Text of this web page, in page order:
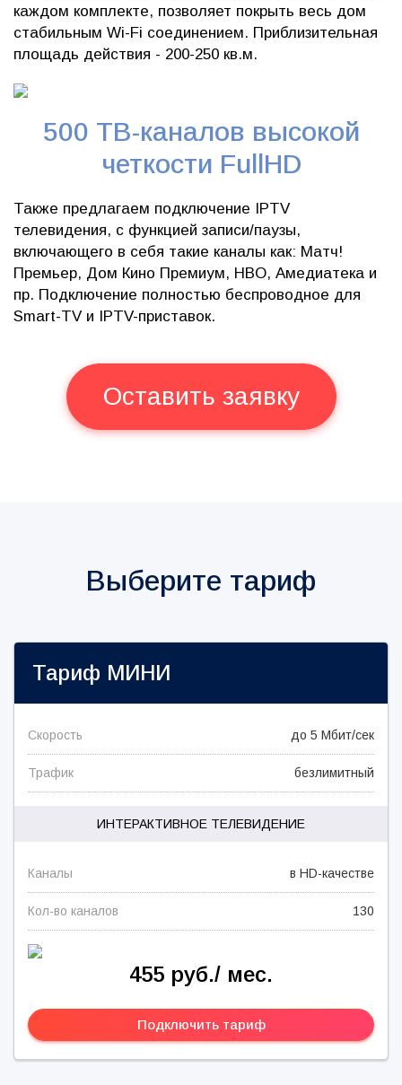
каждом комплекте, позволяет покрыть весь дом
стабильным Wi-Fi соединением. Приблизительная
площадь действия - 200-250 кв.м.
500 ТВ-каналов высокой
четкости FullHD
Также предлагаем подключение IPTV
телевидения, с функцией записи/паузы,
включающего в себя такие каналы как: Матч!
Премьер, Дом Кино Премиум, HBO, Амедиатека и
пр. Подключение полностью беспроводное для
Smart-TV и IPTV-приставок.
Оставить заявку
Выберите тариф
Тариф МИНИ
Скорость до 5 Мбит/сек
Трафик безлимитный
ИНТЕРАКТИВНОЕ ТЕЛЕВИДЕНИЕ
Каналы в HD-качестве
Кол-во каналов 130
455 руб./ мес.
Подключить тариф